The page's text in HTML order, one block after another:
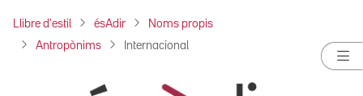
Llibre d'estil ésAdir Noms propis
Antropònims Internacional